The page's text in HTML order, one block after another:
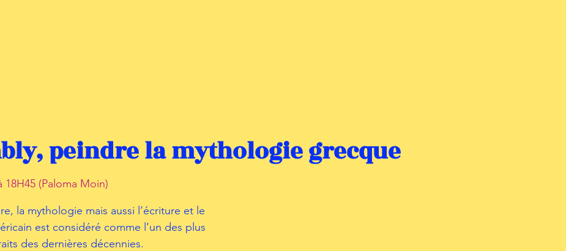
peindre la mythologie grecque
18H45 (Paloma Moin)
la mythologie mais aussi l’écriture et le
est considéré comme l’un des plus
des dernières décennies.